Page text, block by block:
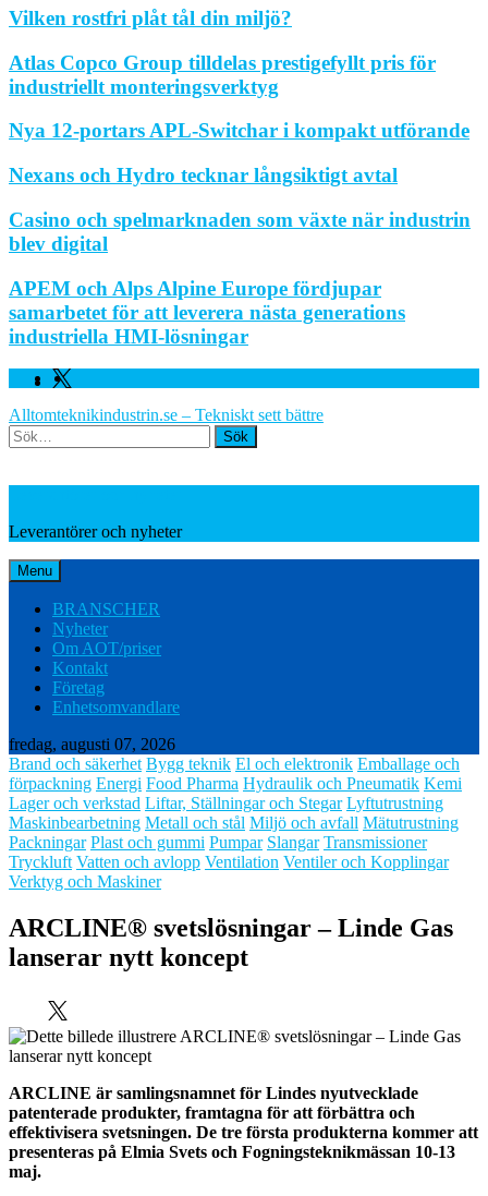
Vilken rostfri plåt tål din miljö?
Atlas Copco Group tilldelas prestigefyllt pris för
industriellt monteringsverktyg
Nya 12-portars APL-Switchar i kompakt utförande
Nexans och Hydro tecknar långsiktigt avtal
Casino och spelmarknaden som växte när industrin
blev digital
APEM och Alps Alpine Europe fördjupar
samarbetet för att leverera nästa generations
industriella HMI-lösningar
Facebook
Twitter
Alltomteknikindustrin.se – Tekniskt sett bättre
Search
Leverantörer och nyheter
Menu
BRANSCHER
Nyheter
Om AOT/priser
Kontakt
Företag
Enhetsomvandlare
fredag, augusti 07, 2026
Brand och säkerhet Bygg teknik El och elektronik Emballage och
förpackning Energi Food Pharma Hydraulik och Pneumatik Kemi
Lager och verkstad Liftar, Ställningar och Stegar Lyftutrustning
Maskinbearbetning Metall och stål Miljö och avfall Mätutrustning
Packningar Plast och gummi Pumpar Slangar Transmissioner
Tryckluft Vatten och avlopp Ventilation Ventiler och Kopplingar
Verktyg och Maskiner
ARCLINE® svetslösningar – Linde Gas
lanserar nytt koncept
ARCLINE är samlingsnamnet för Lindes nyutvecklade
patenterade produkter, framtagna för att förbättra och
effektivisera svetsningen. De tre första produkterna kommer att
presenteras på Elmia Svets och Fogningsteknikmässan 10-13
maj.